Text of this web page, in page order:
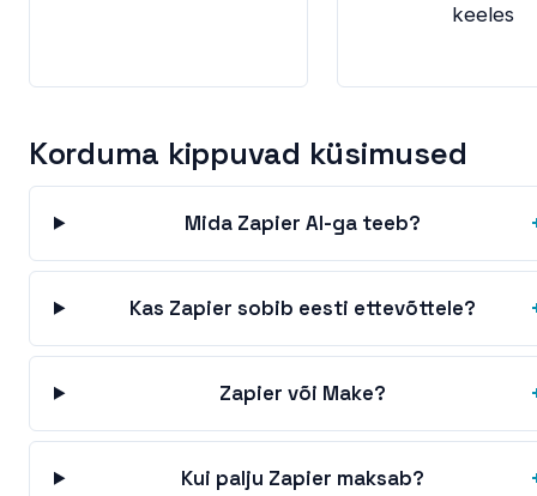
keeles
Korduma kippuvad küsimused
Mida Zapier AI-ga teeb?
Kas Zapier sobib eesti ettevõttele?
Zapier või Make?
Kui palju Zapier maksab?